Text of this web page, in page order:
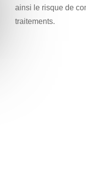
ainsi le risque de
traitements.